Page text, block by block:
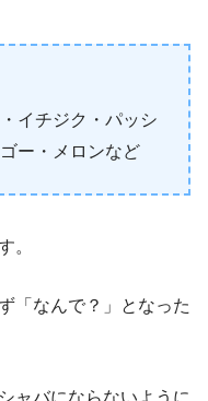
イチジク・パッシ
ー・メロンなど
。
「なんで？」となった
ャバにならないように